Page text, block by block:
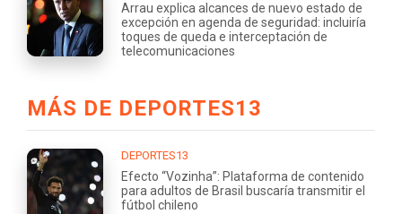
Arrau explica alcances de nuevo estado de
excepción en agenda de seguridad: incluiría
toques de queda e interceptación de
telecomunicaciones
MÁS DE DEPORTES13
DEPORTES13
Efecto “Vozinha”: Plataforma de contenido
para adultos de Brasil buscaría transmitir el
fútbol chileno